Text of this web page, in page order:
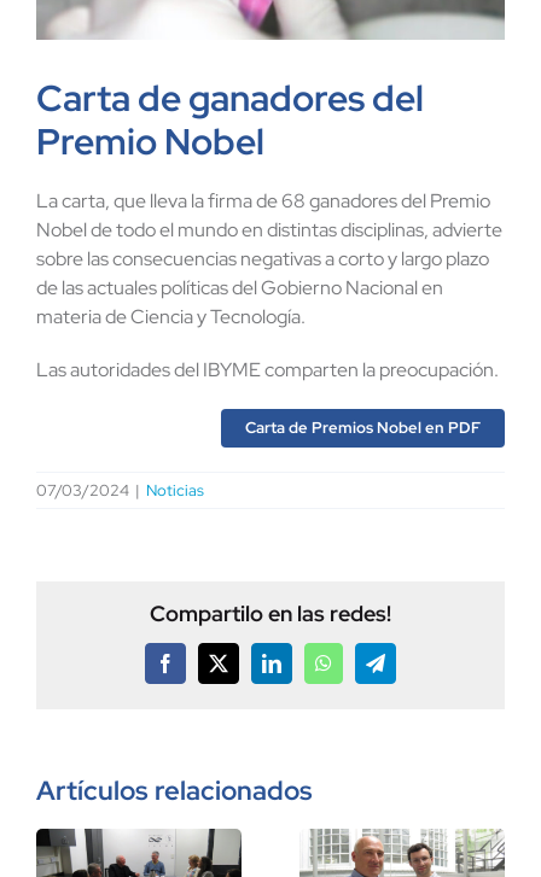
Carta de ganadores del
Premio Nobel
La carta, que lleva la firma de 68 ganadores del Premio
Nobel de todo el mundo en distintas disciplinas, advierte
sobre las consecuencias negativas a corto y largo plazo
de las actuales políticas del Gobierno Nacional en
materia de Ciencia y Tecnología.
Las autoridades del IBYME comparten la preocupación.
Carta de Premios Nobel en PDF
07/03/2024 | Noticias
Compartilo en las redes!
Facebook
X LinkedInWhatsAppTelegram
Artículos relacionados